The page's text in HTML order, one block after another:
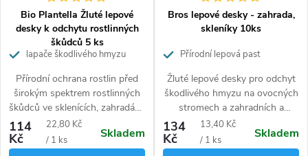
Bio Plantella Žluté lepové
desky k odchytu rostlinných
škůdců 5 ks
lapače škodlivého hmyzu
Přírodní ochrana rostlin před
širokým spektrem rostlinných
škůdců ve sklenících, zahradách
se zeleninou a na ovocných
stromech.
114
Kč
Měrná
cena:
22,80 Kč
/ 1 ks
Skladem
Bros lepové desky - zahrada,
skleníky 10ks
Přírodní lepová past
Žluté lepové desky pro odchyt
škodlivého hmyzu na ovocných
stromech a zahradních a
skleníkových rostlinách.
134
Kč
Měrná
cena:
13,40 Kč
/ 1 ks
Skladem